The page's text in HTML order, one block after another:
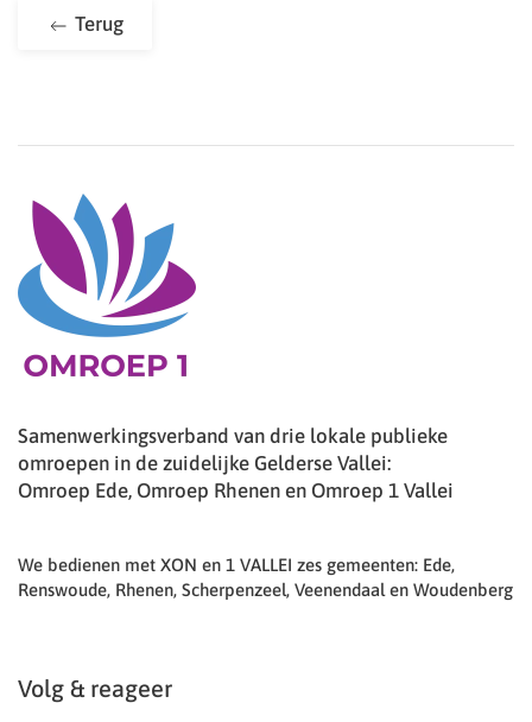
Terug
Samenwerkingsverband van drie lokale publieke
omroepen in de zuidelijke Gelderse Vallei:
Omroep Ede, Omroep Rhenen en Omroep 1 Vallei
We bedienen met XON en 1 VALLEI zes gemeenten: Ede,
Renswoude, Rhenen, Scherpenzeel, Veenendaal en Woudenberg
Volg & reageer